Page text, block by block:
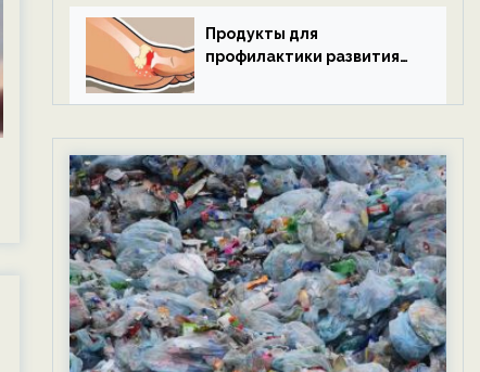
Продукты для
профилактики развития